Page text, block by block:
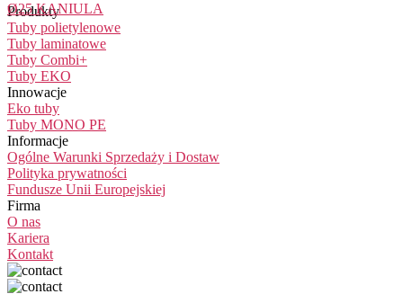
Ø25 KANIULA
Produkty
Tuby polietylenowe
Tuby laminatowe
Tuby Combi+
Tuby EKO
Innowacje
Eko tuby
Tuby MONO PE
Informacje
Ogólne Warunki Sprzedaży i Dostaw
Polityka prywatności
Fundusze Unii Europejskiej
Firma
O nas
Kariera
Kontakt